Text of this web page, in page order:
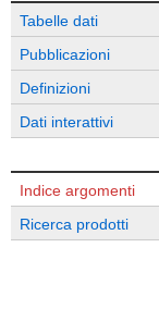
Tabelle dati
Pubblicazioni
Definizioni
Dati interattivi
Indice argomenti
Ricerca prodotti